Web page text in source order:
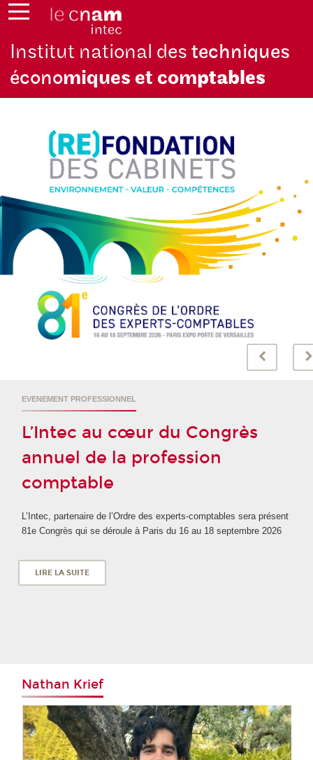
Institut national destechniques
économiques et comptables
EVENEMENT PROFESSIONNEL
L’Intec au cœur du Congrès
annuel de la profession
comptable
L’Intec, partenaire de l’Ordre des experts-comptables sera présent
81e Congrès qui se déroule à Paris du 16 au 18 septembre 2026
LIRE LA SUITE
Nathan Krief